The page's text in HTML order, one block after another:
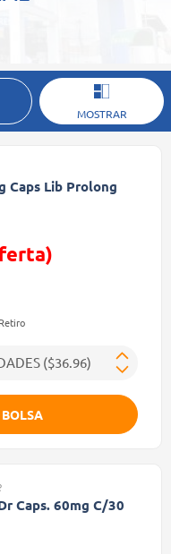
MOSTRAR
Caps Lib Prolong
de
Retiro
Caps. 60mg C/30